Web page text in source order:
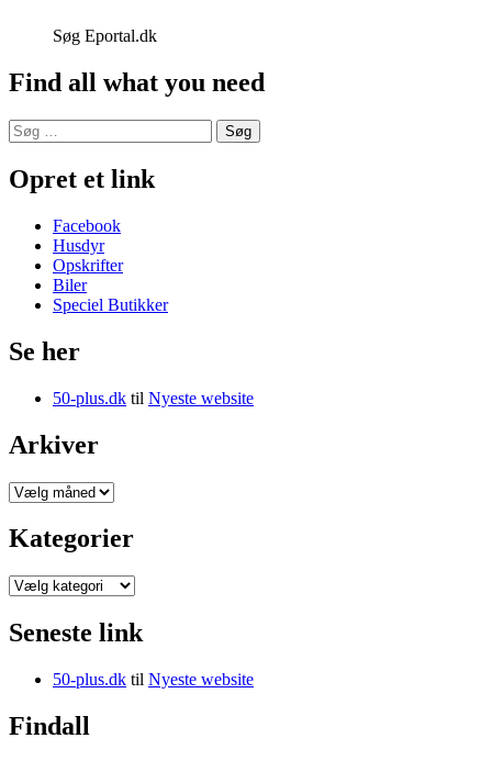
Søg Eportal.dk
Find all what you need
Søg
efter:
Opret et link
Facebook
Husdyr
Opskrifter
Biler
Speciel Butikker
Se her
50-plus.dk til Nyeste website
Arkiver
Arkiver
Kategorier
Kategorier
Seneste link
50-plus.dk til Nyeste website
Findall